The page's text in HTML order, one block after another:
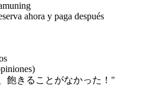
ahora y paga después
飽きることがなかった！"